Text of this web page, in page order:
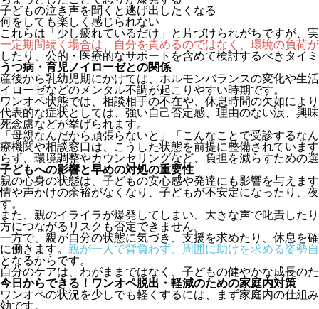
子どもの泣き声を聞くと逃げ出したくなる
何をしても楽しく感じられない
これらは「少し疲れているだけ」と片づけられがちですが、
一定期間続く場合は、自分を責めるのではなく、環境の負荷
したり、公的・医療的なサポートを含めて検討するべきタイ
うつ病・育児ノイローゼとの関係
産後から乳幼児期にかけては、ホルモンバランスの変化や生
イローゼなどのメンタル不調が起こりやすい時期です。
ワンオペ状態では、相談相手の不在や、休息時間の欠如によ
代表的な症状としては、強い自己否定感、理由のない涙、興
死念慮などが挙げられます。
「母親なんだから頑張らないと」「こんなことで受診するな
療機関や相談窓口は、こうした状態を前提に整備されていま
らず、環境調整やカウンセリングなど、負担を減らすための
子どもへの影響と早めの対処の重要性
親の心身の状態は、子どもの安心感や発達にも影響を与えま
情や声かけの余裕がなくなり、子どもが不安定になったり、
す。
また、親のイライラが爆発してしまい、大きな声で叱責した
方につながるリスクも否定できません。
一方で、親が自分の状態に気づき、支援を求めたり、休息を
に働きます。 親が一人で背負わず、周囲に助けを求める姿勢
となるからです。
自分のケアは、わがままではなく、子どもの健やかな成長の
今日からできる！ワンオペ脱出・軽減のための家庭内対策
ワンオペの状況を少しでも軽くするには、まず家庭内の仕組
効です。